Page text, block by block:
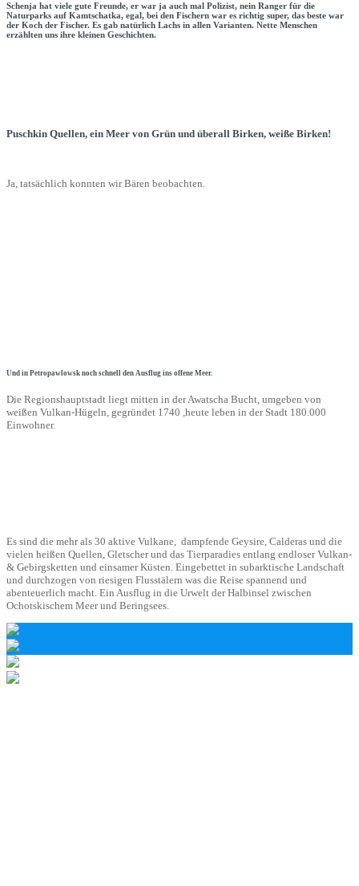
Schenja hat viele gute Freunde, er war ja auch mal Polizist, nein Ranger für die
Naturparks auf Kamtschatka, egal, bei den Fischern war es richtig super, das beste war
der Koch der Fischer. Es gab natürlich Lachs in allen Varianten. Nette Menschen
erzählten uns ihre kleinen Geschichten.
Puschkin Quellen, ein Meer von Grün und überall Birken, weiße Birken!
Ja, tatsächlich konnten wir Bären beobachten.
Und in Petropawlowsk noch schnell den Ausflug ins offene Meer.
Die Regionshauptstadt liegt mitten in der Awatscha Bucht, umgeben von
weißen Vulkan-Hügeln, gegründet 1740 ,heute leben in der Stadt 180.000
Einwohner.
Es sind die mehr als 30 aktive Vulkane, dampfende Geysire, Calderas und die
vielen heißen Quellen, Gletscher und das Tierparadies entlang endloser Vulkan-
& Gebirgsketten und einsamer Küsten. Eingebettet in subarktische Landschaft
und durchzogen von riesigen Flusstälern was die Reise spannend und
abenteuerlich macht. Ein Ausflug in die Urwelt der Halbinsel zwischen
Ochotskischem Meer und Beringsees.